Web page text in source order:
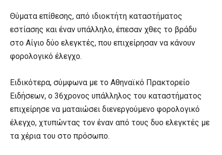
Θύματα επίθεσης, από ιδιοκτήτη καταστήματος
εστίασης και έναν υπάλληλο, έπεσαν χθες το βράδυ
στο Αίγιο δύο ελεγκτές, που επιχείρησαν να κάνουν
φορολογικό έλεγχο.
Ειδικότερα, σύμφωνα με το Αθηναϊκό Πρακτορείο
Ειδήσεων, ο 36χρονος υπάλληλος του καταστήματος
επιχείρησε να ματαιώσει διενεργούμενο φορολογικό
έλεγχο, χτυπώντας τον έναν από τους δυο ελεγκτές με
τα χέρια του στο πρόσωπο.